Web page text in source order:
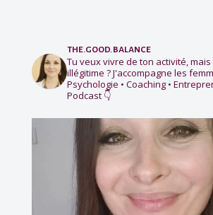
the.good.balance
Tu veux vivre de ton activité,
illégitime ?J'accompagne les
Psychologie • Coaching •
Podcast 👇